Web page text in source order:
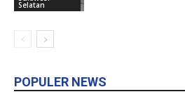
Selatan
POPULER NEWS